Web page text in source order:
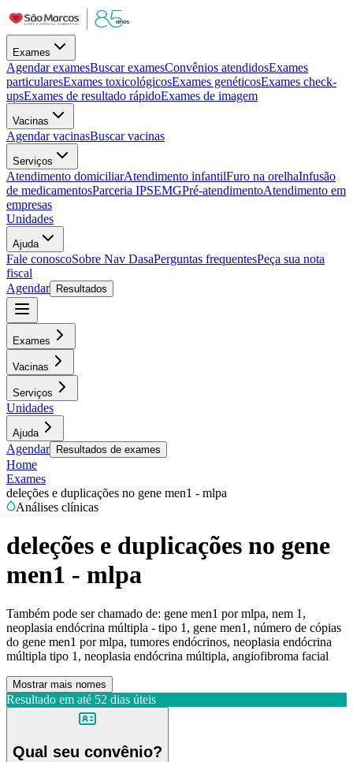
Exames
Agendar examesBuscar examesConvênios atendidosExames
particularesExames toxicológicosExames genéticosExames check-
upsExames de resultado rápidoExames de imagem
Vacinas
Agendar vacinasBuscar vacinas
Serviços
Atendimento domiciliarAtendimento infantilFuro na orelhaInfusão
de medicamentosParceria IPSEMGPré-atendimentoAtendimento em
empresas
Unidades
Ajuda
Fale conoscoSobre Nav DasaPerguntas frequentesPeça sua nota
fiscal
Agendar
Resultados
Exames
Vacinas
Serviços
Unidades
Ajuda
Agendar Resultados de exames
Home
Exames
deleções e duplicações no gene men1 - mlpa
Análises clínicas
deleções e duplicações no gene
men1 - mlpa
Também pode ser chamado de: gene men1 por mlpa, nem 1,
neoplasia endócrina múltipla - tipo 1, gene men1, número de cópias
do gene men1 por mlpa, tumores endócrinos, neoplasia endócrina
múltipla tipo 1, neoplasia endócrina múltipla, angiofibroma facial
Mostrar mais nomes
Resultado em até 52 dias úteis
Qual seu convênio?